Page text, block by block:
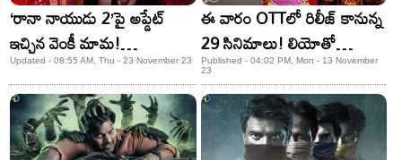
‘రానా నాయుడు 2’పై అప్డేట్
ఇచ్చిన వెంకీ మామ!
ఎమన్నాడంటే?
Updated - 08:55 AM, Thu - 23 November 23
ఈ వారం OTTలో రిలీజ్ కానున్న
29 సినిమాలు! లియోతో
పాటుగా..
Published - 04:02 PM, Mon - 13 November
23